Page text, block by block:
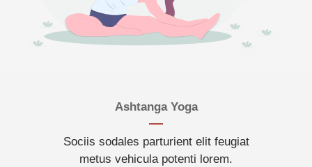
Ashtanga Yoga
Sociis sodales parturient elit feugiat
metus vehicula potenti lorem.